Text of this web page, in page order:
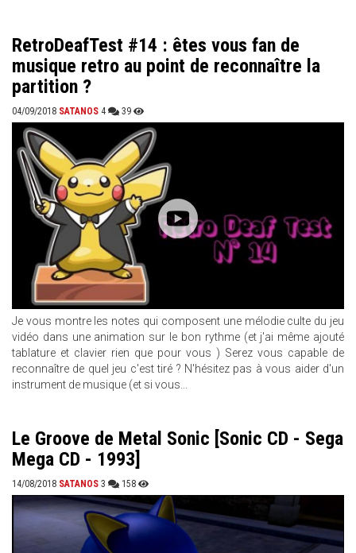
RetroDeafTest #14 : êtes vous fan de
musique retro au point de reconnaître la
partition ?
04/09/2018 SATANOS 4 39
Je vous montre les notes qui composent une mélodie culte du jeu
vidéo dans une animation sur le bon rythme (et j'ai même ajouté
tablature et clavier rien que pour vous ) Serez vous capable de
reconnaître de quel jeu c'est tiré ? N'hésitez pas à vous aider d'un
instrument de musique (et si vous...
Le Groove de Metal Sonic [Sonic CD - Sega
Mega CD - 1993]
14/08/2018 SATANOS 3 158